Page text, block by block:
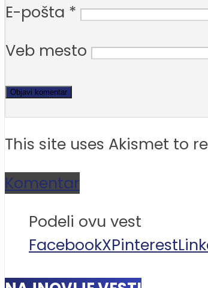
E-pošta *
Veb mesto
This site uses Akismet to
Komentar
Podeli ovu vest
FacebookXPinterest